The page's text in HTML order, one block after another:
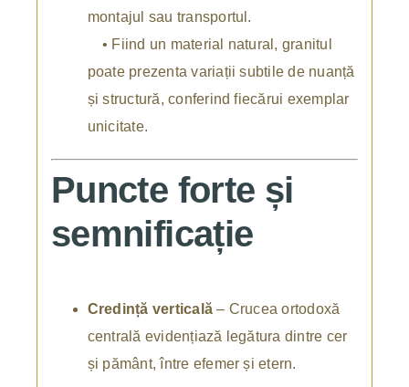
montajul sau transportul.
• Fiind un material natural, granitul
poate prezenta variații subtile de nuanță
și structură, conferind fiecărui exemplar
unicitate.
Puncte forte și
semnificație
Credință verticală – Crucea ortodoxă
centrală evidențiază legătura dintre cer
și pământ, între efemer și etern.